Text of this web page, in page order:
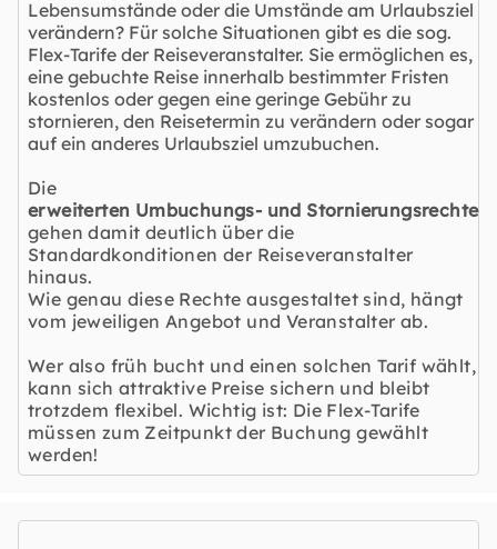
Lebensumstände oder die Umstände am Urlaubsziel
verändern? Für solche Situationen gibt es die sog.
Flex-Tarife der Reiseveranstalter. Sie ermöglichen es,
eine gebuchte Reise innerhalb bestimmter Fristen
kostenlos oder gegen eine geringe Gebühr zu
stornieren, den Reisetermin zu verändern oder sogar
auf ein anderes Urlaubsziel umzubuchen.
Die
erweiterten Umbuchungs- und Stornierungsrechte
gehen damit deutlich über die
Standardkonditionen der Reiseveranstalter
hinaus.
Wie genau diese Rechte ausgestaltet sind, hängt
vom jeweiligen Angebot und Veranstalter ab.
Wer also früh bucht und einen solchen Tarif wählt,
kann sich attraktive Preise sichern und bleibt
trotzdem flexibel. Wichtig ist: Die Flex-Tarife
müssen zum Zeitpunkt der Buchung gewählt
werden!